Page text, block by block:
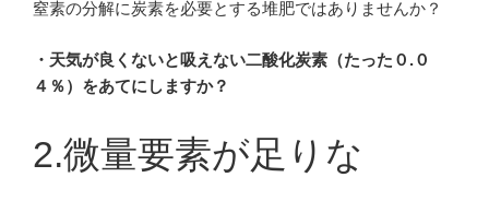
窒素の分解に炭素を必要とする堆肥ではありませんか？
・天気が良くないと吸えない二酸化炭素（たった０.０
４％）をあてにしますか？
2.微量要素が足りな